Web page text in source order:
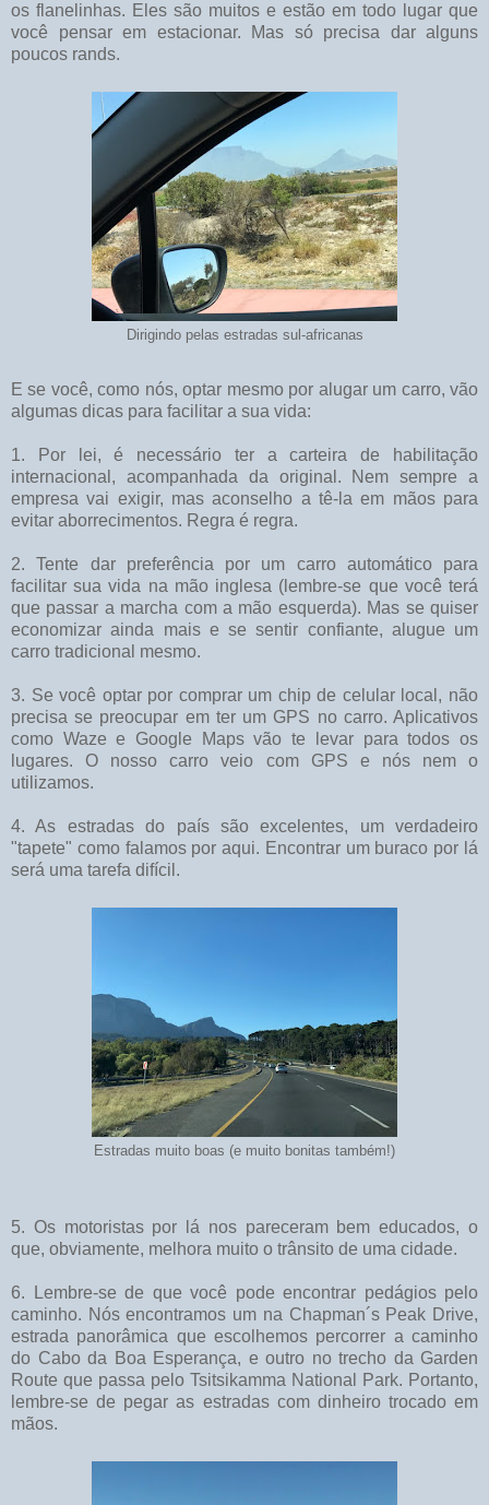
os flanelinhas. Eles são muitos e estão em todo lugar que
você pensar em estacionar. Mas só precisa dar alguns
poucos rands.
Dirigindo pelas estradas sul-africanas
E se você, como nós, optar mesmo por alugar um carro, vão
algumas dicas para facilitar a sua vida:
1. Por lei, é necessário ter a carteira de habilitação
internacional, acompanhada da original. Nem sempre a
empresa vai exigir, mas aconselho a tê-la em mãos para
evitar aborrecimentos. Regra é regra.
2. Tente dar preferência por um carro automático para
facilitar sua vida na mão inglesa (lembre-se que você terá
que passar a marcha com a mão esquerda). Mas se quiser
economizar ainda mais e se sentir confiante, alugue um
carro tradicional mesmo.
3. Se você optar por comprar um chip de celular local, não
precisa se preocupar em ter um GPS no carro. Aplicativos
como Waze e Google Maps vão te levar para todos os
lugares. O nosso carro veio com GPS e nós nem o
utilizamos.
4. As estradas do país são excelentes, um verdadeiro
"tapete" como falamos por aqui. Encontrar um buraco por lá
será uma tarefa difícil.
Estradas muito boas (e muito bonitas também!)
5. Os motoristas por lá nos pareceram bem educados, o
que, obviamente, melhora muito o trânsito de uma cidade.
6. Lembre-se de que você pode encontrar pedágios pelo
caminho. Nós encontramos um na Chapman´s Peak Drive,
estrada panorâmica que escolhemos percorrer a caminho
do Cabo da Boa Esperança, e outro no trecho da Garden
Route que passa pelo Tsitsikamma National Park. Portanto,
lembre-se de pegar as estradas com dinheiro trocado em
mãos.